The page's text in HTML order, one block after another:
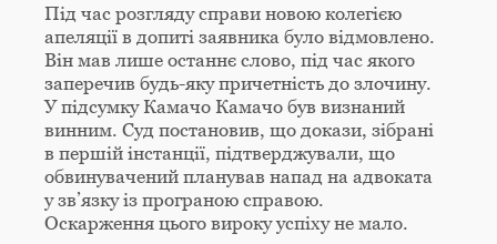
Під час розгляду справи новою колегією
апеляції в допиті заявника було відмовлено.
Він мав лише останнє слово, під час якого
заперечив будь-яку причетність до злочину.
У підсумку Камачо Камачо був визнаний
винним. Суд постановив, що докази, зібрані
в першій інстанції, підтверджували, що
обвинувачений планував напад на адвоката
у зв’язку із програною справою.
Оскарження цього вироку успіху не мало.